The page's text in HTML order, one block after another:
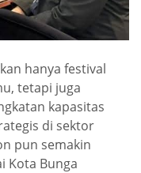
hanya festival
tetapi juga
kapasitas
di sektor
pun semakin
Kota Bunga